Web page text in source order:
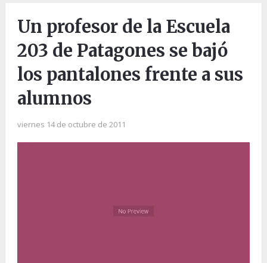
Un profesor de la Escuela
203 de Patagones se bajó
los pantalones frente a sus
alumnos
viernes 14 de octubre de 2011